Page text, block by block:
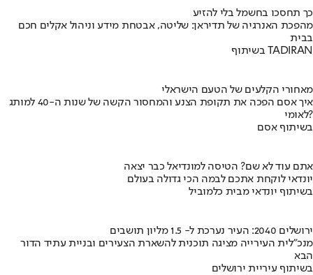
כך תחסכו בחשמל בלי להזיע
מהפכת האנרגיה של תדיראן: שליטה, אבטחת מידע וניהול אקלים חכם
בבית
בשיתוף TADIRAN
מאחורי הקלעים של הטעם הישראלי
איך אסם הפכה את תקופת הצנע והמחסור הקשה של שנות ה-40 למותג
לאומי?
בשיתוף אסם
אתם עוד לא שם? הטיסה למונדיאל כבר יצאה
יונדאי לוקחת אתכם לבמה הכי גדולה בעולם
בשיתוף יונדאי מבית כלמוביל
ירושלים 2040: העיר נערכת ל- 1.5 מליון תושבים
מנכ"לית העירייה מציגה תוכנית להשארת הצעירים ובניית עתיד הדור
הבא
בשיתוף עיריית ירושלים